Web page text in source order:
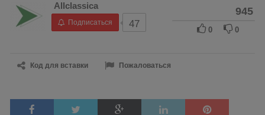
Allclassica
Подписаться 47
945
0 0
Код для вставки Пожаловаться